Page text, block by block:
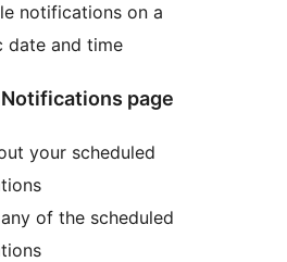
notifications on a
date and time
page
your scheduled
of the scheduled